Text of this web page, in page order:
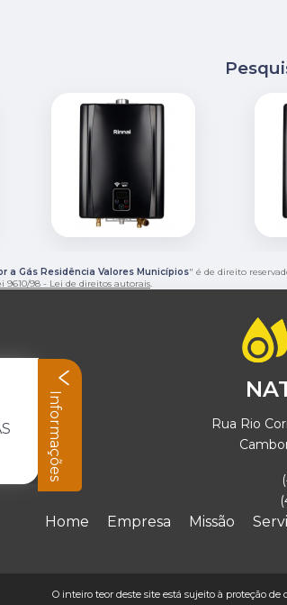
a Gás Residência Valores Municípios" é de direito
9610/98 - Lei de direitos autorais.
Rua Rio
Home Empresa Missão
O inteiro teor deste site está sujeito à proteção de
Informações